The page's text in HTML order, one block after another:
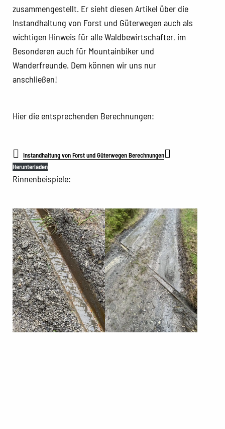
zusammengestellt. Er sieht diesen Artikel über die
Instandhaltung von Forst und Güterwegen auch als
wichtigen Hinweis für alle Waldbewirtschafter, im
Besonderen auch für Mountainbiker und
Wanderfreunde. Dem können wir uns nur
anschließen!
Hier die entsprechenden Berechnungen:
Instandhaltung von Forst und Güterwegen Berechnungen
Herunterladen
Rinnenbeispiele: